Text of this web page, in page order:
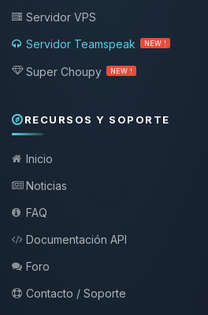
Servidor VPS
Servidor Teamspeak
NEW !
Super Choupy NEW !
RECURSOS Y SOPORTE
Inicio
Noticias
FAQ
Documentación API
Foro
Contacto / Soporte